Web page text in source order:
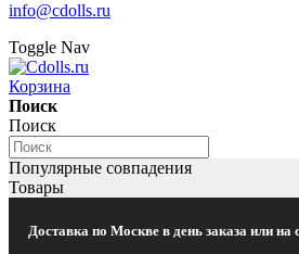
info@cdolls.ru
Toggle Nav
Корзина
Поиск
Поиск
Популярные совпадения
Товары
Доставка по Москве в день заказа или